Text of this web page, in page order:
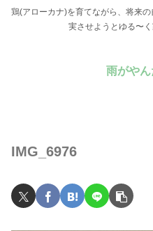
鶏(アローカナ)を育てながら、将来
実させようとゆる〜
雨がや
IMG_6976